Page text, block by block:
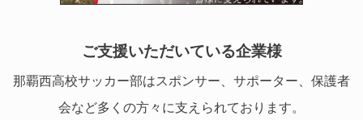
ご支援いただいている企業様
那覇西高校サッカー部はスポンサー、サポーター、保護者
会など多くの方々に支えられております。